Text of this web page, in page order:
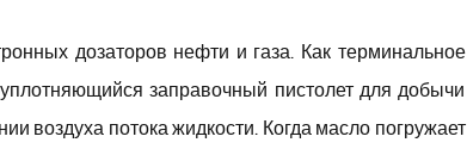
дозаторов нефти и газа. Как терминальное
заправочный пистолет для добычи
воздуха потока жидкости. Когда масло погружает